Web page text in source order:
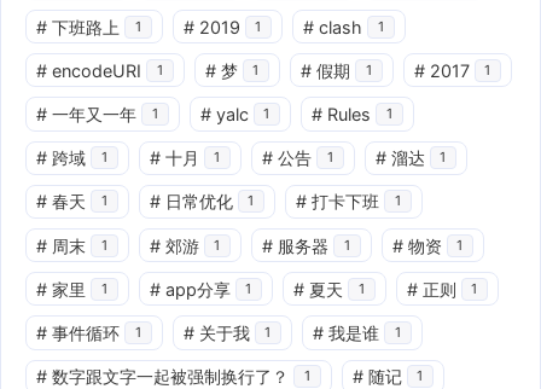
# 下班路上 1 # 2019 1 # clash 1
# encodeURI 1 # 梦 1 # 假期 1 # 2017 1
# 一年又一年 1 # yalc 1 # Rules 1
# 跨域 1 # 十月 1 # 公告 1 # 溜达 1
# 春天 1 # 日常优化 1 # 打卡下班 1
# 周末 1 # 郊游 1 # 服务器 1 # 物资 1
# 家里 1 # app分享 1 # 夏天 1 # 正则 1
# 事件循环 1 # 关于我 1 # 我是谁 1
# 数字跟文字一起被强制换行了？ 1 # 随记 1